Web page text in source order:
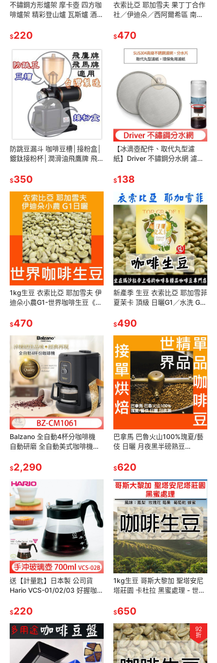
不鏽鋼方形爐架 摩卡壺 四方咖
啡爐架 精彩登山爐 瓦斯爐 酒精
爐
$220
衣索比亞 耶加雪夫 果丁丁合作
社／伊迪朵／西阿爾希區 南西
佳雪菲 精品咖啡生豆 精品豆莊
$470
防跳豆漏斗 咖啡豆槽│接粉盒│
鍍鈦接粉杯│潤滑油飛鷹牌 飛
300AU│610N│601N│6系列
$350
【冰滴壺配件、取代丸型濾
紙】Driver 不鏽鋼分水網 濾水
冰滴咖啡壺│兩用冰滴壺│不锈
$138
1kg生豆 衣索比亞 耶加雪夫 伊
迪朵小農G1-世界咖啡生豆《咖
灣》咖啡生豆 咖啡豆 精品
$470
新產季 生豆 衣索比亞 耶加雪菲
夏茉卡 頂級 日曬G1／水洗 G2|
精品豆
$490
Balzano 全自動4杯分咖啡機
自動研磨 全自動美式咖啡機
號R45129
$2,290
巴拿馬 巴魯火山100%瑰夏/藝
伎 日曬 月夜黑半磅熟豆
精品豆 單品咖啡 莊園豆新鮮不
$620
送【計量匙】日本製 公司貨
Hario VCS-01/02/03 好握咖啡
茶壺 花茶壺
$220
1kg生豆 哥斯大黎加 聖塔安尼
塔莊園 卡杜拉 黑蜜處理 - 世界
豆》咖啡生豆 火山土孕育的果
$650
92
折